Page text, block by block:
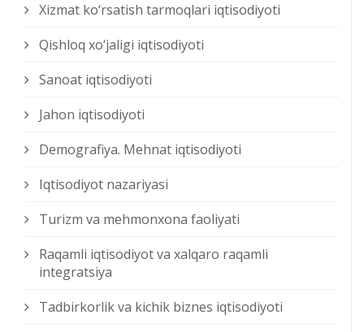
Xizmat kо‘rsatish tarmoqlari iqtisodiyoti
Qishloq xо‘jaligi iqtisodiyoti
Sanoat iqtisodiyoti
Jahon iqtisodiyoti
Demografiya. Mehnat iqtisodiyoti
Iqtisodiyot nazariyasi
Turizm va mehmonxona faoliyati
Raqamli iqtisodiyot va xalqaro raqamli
integratsiya
Tadbirkorlik va kichik biznes iqtisodiyoti